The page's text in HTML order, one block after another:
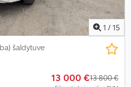
1 / 15
šaldytuve
13 000 €13 800 €